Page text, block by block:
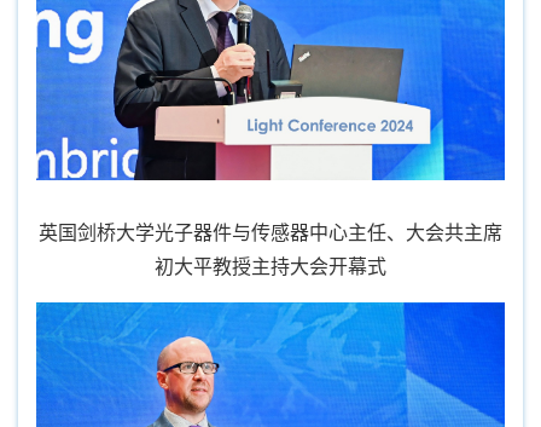
英国剑桥大学光子器件与传感器中心主任、大会共主席
初大平教授主持大会开幕式